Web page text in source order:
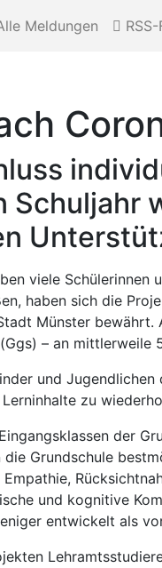
Meldungen
Schuljahr
viele
haben sich die
Münster
– an mittlerweile
und
zu
der
Grundschule
und kognitive
entwickelt als